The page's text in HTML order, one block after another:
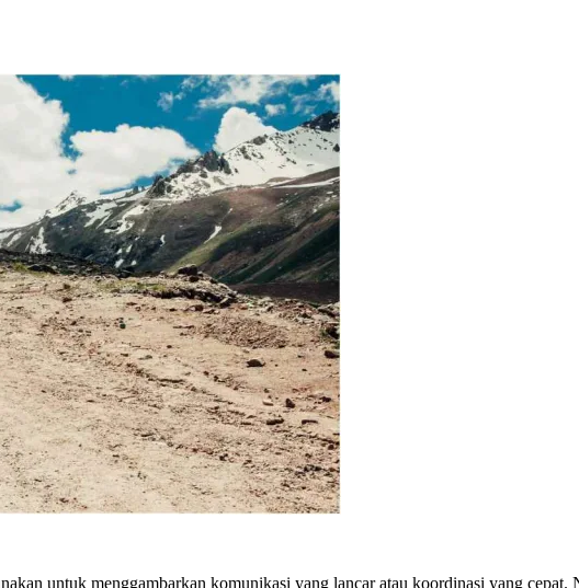
untuk menggambarkan komunikasi yang lancar atau koordinasi yang